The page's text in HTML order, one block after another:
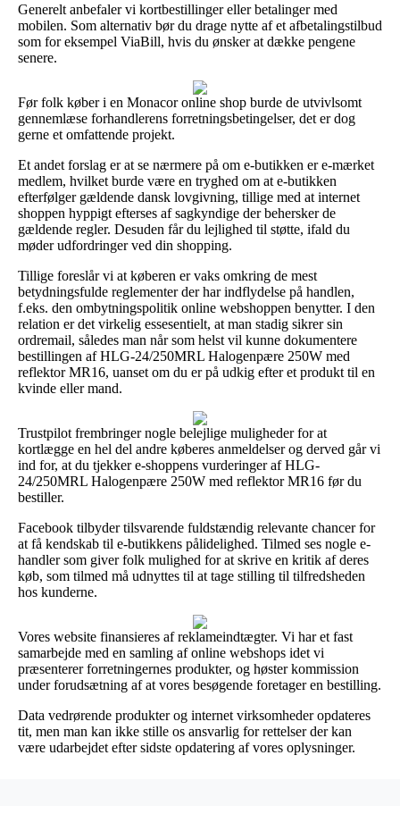
Generelt anbefaler vi kortbestillinger eller betalinger med
mobilen. Som alternativ bør du drage nytte af et afbetalingstilbud
som for eksempel ViaBill, hvis du ønsker at dække pengene
senere.
Før folk køber i en Monacor online shop burde de utvivlsomt
gennemlæse forhandlerens forretningsbetingelser, det er dog
gerne et omfattende projekt.
Et andet forslag er at se nærmere på om e-butikken er e-mærket
medlem, hvilket burde være en tryghed om at e-butikken
efterfølger gældende dansk lovgivning, tillige med at internet
shoppen hyppigt efterses af sagkyndige der behersker de
gældende regler. Desuden får du lejlighed til støtte, ifald du
møder udfordringer ved din shopping.
Tillige foreslår vi at køberen er vaks omkring de mest
betydningsfulde reglementer der har indflydelse på handlen,
f.eks. den ombytningspolitik online webshoppen benytter. I den
relation er det virkelig essesentielt, at man stadig sikrer sin
ordremail, således man når som helst vil kunne dokumentere
bestillingen af HLG-24/250MRL Halogenpære 250W med
reflektor MR16, uanset om du er på udkig efter et produkt til en
kvinde eller mand.
Trustpilot frembringer nogle belejlige muligheder for at
kortlægge en hel del andre køberes anmeldelser og derved går vi
ind for, at du tjekker e-shoppens vurderinger af HLG-
24/250MRL Halogenpære 250W med reflektor MR16 før du
bestiller.
Facebook tilbyder tilsvarende fuldstændig relevante chancer for
at få kendskab til e-butikkens pålidelighed. Tilmed ses nogle e-
handler som giver folk mulighed for at skrive en kritik af deres
køb, som tilmed må udnyttes til at tage stilling til tilfredsheden
hos kunderne.
Vores website finansieres af reklameindtægter. Vi har et fast
samarbejde med en samling af online webshops idet vi
præsenterer forretningernes produkter, og høster kommission
under forudsætning af at vores besøgende foretager en bestilling.
Data vedrørende produkter og internet virksomheder opdateres
tit, men man kan ikke stille os ansvarlig for rettelser der kan
være udarbejdet efter sidste opdatering af vores oplysninger.